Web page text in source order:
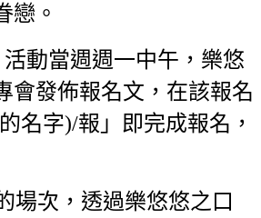
戀。
動當週週一中午，樂悠
會發佈報名文，在該報名
名字)/報」即完成報名，
場次，透過樂悠悠之口